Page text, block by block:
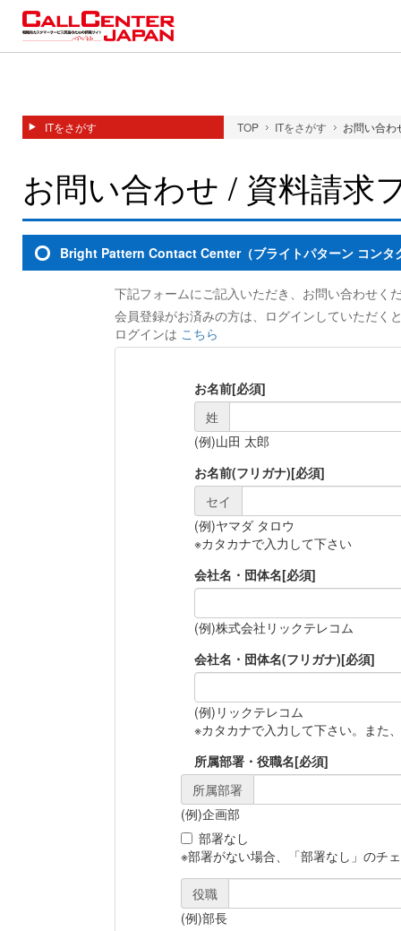
ITをさがす TOP ITをさがす お問い合わ
お問い合わせ / 資料請求
Bright Pattern Contact Center（ブライトパターン コンタ
下記フォームにご記入いただき、お問い合わせく
会員登録がお済みの方は、ログインしていただく
ログインは こちら
お名前[必須]
姓
(例)山田 太郎
お名前(フリガナ)[必須]
セイ
(例)ヤマダ タロウ
※カタカナで入力して下さい
会社名・団体名[必須]
(例)株式会社リックテレコム
会社名・団体名(フリガナ)[必須]
(例)リックテレコム
※カタカナで入力して下さい。また
所属部署・役職名[必須]
所属部署
(例)企画部
部署なし
※部署がない場合、「部署なし」のチ
役職
(例)部長